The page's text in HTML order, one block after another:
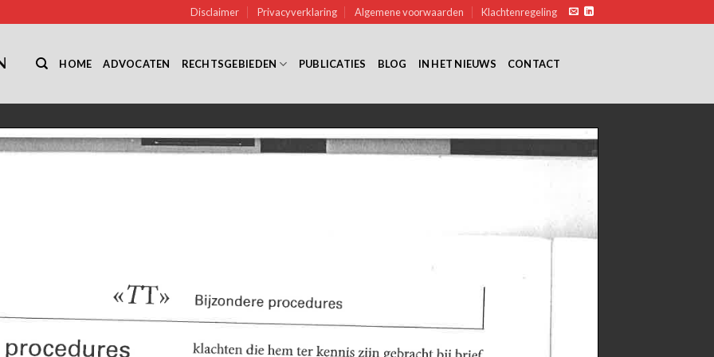
Disclaimer Privacyverklaring Algemene voorwaarden Klachtenregeling
HOME ADVOCATEN RECHTSGEBIEDEN PUBLICATIES BLOG IN HET NIEUWS CONTACT